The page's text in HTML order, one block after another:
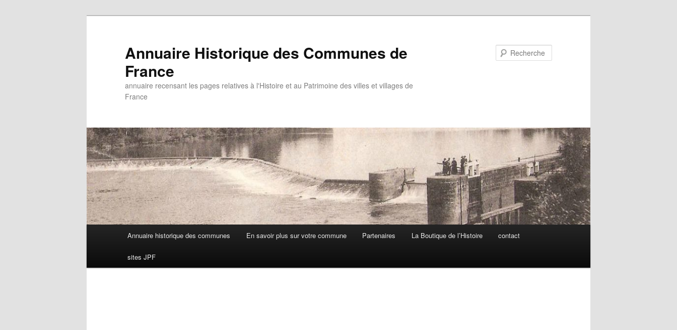
Annuaire Historique des Communes de
France
annuaire recensant les pages relatives à l'Histoire et au Patrimoine des villes et villages de
France
principal
Annuaire historique des communes En savoir plus sur votre commune Partenaires La Boutique de l’Histoire contact
sites JPF